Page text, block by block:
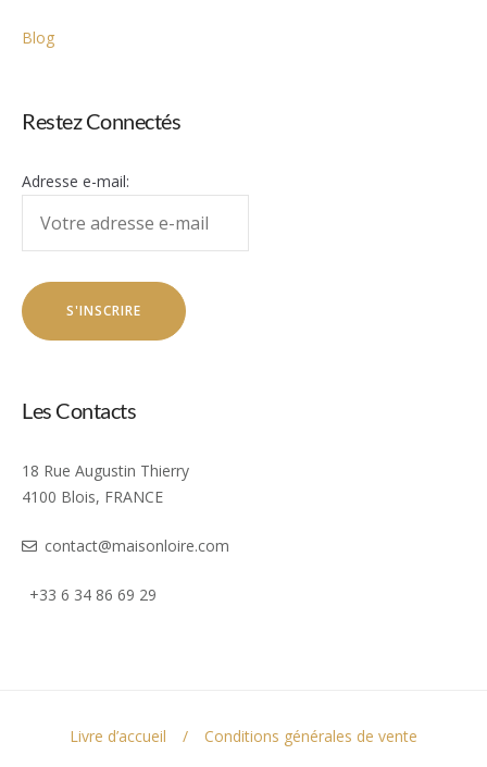
Blog
Restez Connectés
Adresse e-mail:
Les Contacts
18 Rue Augustin Thierry
4100 Blois, FRANCE
contact@maisonloire.com
+33 6 34 86 69 29
Livre d’accueil Conditions générales de vente